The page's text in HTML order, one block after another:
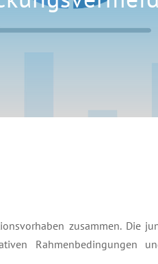
zusammen. Die
Rahmenbedingungen